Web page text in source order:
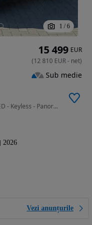
1 / 6
20 CP • Linktour Alumi Elite - 16ANI - B1 - LED - Keyless - Panoramic - Piele
2026
Vezi anunțurile
15 499 EUR
(12 810 EUR- net)
Sub medie